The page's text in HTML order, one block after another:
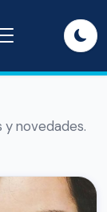
y novedades.